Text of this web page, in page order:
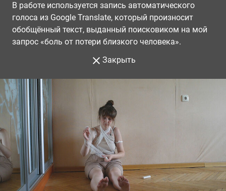
В работе используется запись автоматического
голоса из Google Translate, который произносит
обобщённый текст, выданный поисковиком на мой
запрос «боль от потери близкого человека».
Закрыть